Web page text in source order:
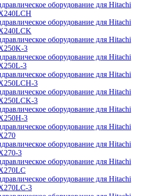
оборудование для Hitachi
оборудование для Hitachi
оборудование для Hitachi
3
оборудование для Hitachi
3
оборудование для Hitachi
3
оборудование для Hitachi
3
оборудование для Hitachi
3
оборудование для Hitachi
оборудование для Hitachi
3
оборудование для Hitachi
оборудование для Hitachi
3